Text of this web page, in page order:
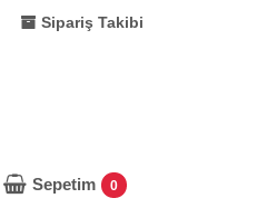
Sipariş Takibi
Sepetim 0